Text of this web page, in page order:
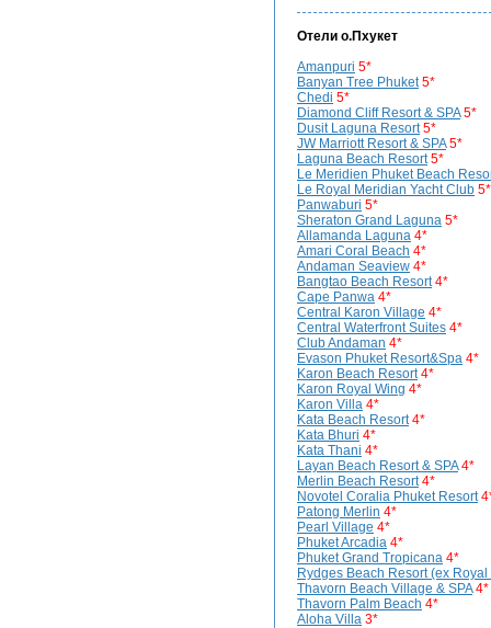
Отели о.Пхукет
Amanpuri 5*
Banyan Tree Phuket 5*
Chedi 5*
Diamond Cliff Resort & SPA 5*
Dusit Laguna Resort 5*
JW Marriott Resort & SPA 5*
Laguna Beach Resort 5*
Le Meridien Phuket Beach
Le Royal Meridian Yacht Club 5*
Panwaburi 5*
Sheraton Grand Laguna 5*
Allamanda Laguna 4*
Amari Coral Beach 4*
Andaman Seaview 4*
Bangtao Beach Resort 4*
Cape Panwa 4*
Central Karon Village 4*
Central Waterfront Suites 4*
Club Andaman 4*
Evason Phuket Resort&Spa 4*
Karon Beach Resort 4*
Karon Royal Wing 4*
Karon Villa 4*
Kata Beach Resort 4*
Kata Bhuri 4*
Kata Thani 4*
Layan Beach Resort & SPA 4*
Merlin Beach Resort 4*
Novotel Coralia Phuket Resort
Patong Merlin 4*
Pearl Village 4*
Phuket Arcadia 4*
Phuket Grand Tropicana 4*
Rydges Beach Resort (ex Royal
Thavorn Beach Village & SPA 4*
Thavorn Palm Beach 4*
Aloha Villa 3*